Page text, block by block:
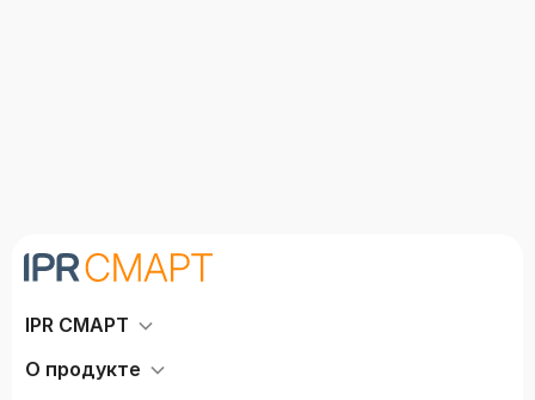
IPR СМАРТ
О продукте